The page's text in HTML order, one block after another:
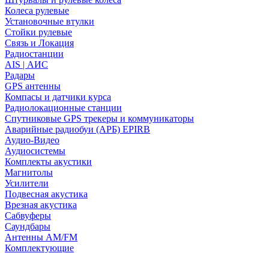
Колеса рулевые
Установочные втулки
Стойки рулевые
Связь и Локация
Радиостанции
AIS | АИС
Радары
GPS антенны
Компасы и датчики курса
Радиолокационные станции
Спутниковые GPS трекеры и коммуникаторы
Аварийные радиобуи (АРБ) EPIRB
Аудио-Видео
Аудиосистемы
Комплекты акустики
Магнитолы
Усилители
Подвесная акустика
Врезная акустика
Сабвуферы
Саундбары
Антенны AM/FM
Комплектующие